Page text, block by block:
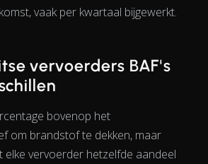
vaak per kwartaal bijgewerkt.
vervoerders BAF's
bovenop het
om brandstof te dekken, maar
vervoerder hetzelfde aandeel